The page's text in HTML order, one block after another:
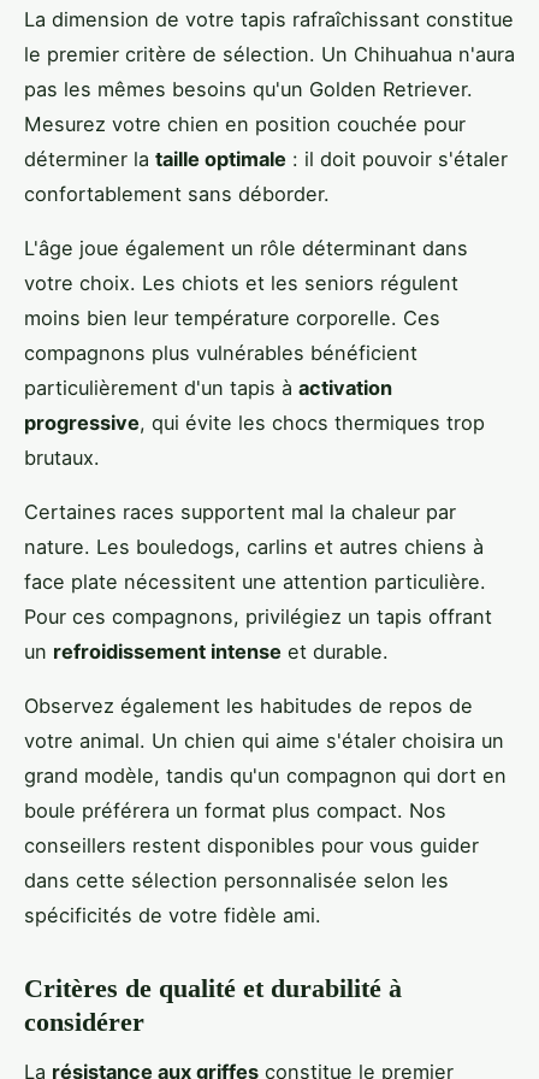
La dimension de votre tapis rafraîchissant constitue
le premier critère de sélection. Un Chihuahua n'aura
pas les mêmes besoins qu'un Golden Retriever.
Mesurez votre chien en position couchée pour
déterminer la taille optimale : il doit pouvoir s'étaler
confortablement sans déborder.
L'âge joue également un rôle déterminant dans
votre choix. Les chiots et les seniors régulent
moins bien leur température corporelle. Ces
compagnons plus vulnérables bénéficient
particulièrement d'un tapis à activation
progressive, qui évite les chocs thermiques trop
brutaux.
Certaines races supportent mal la chaleur par
nature. Les bouledogs, carlins et autres chiens à
face plate nécessitent une attention particulière.
Pour ces compagnons, privilégiez un tapis offrant
un refroidissement intense et durable.
Observez également les habitudes de repos de
votre animal. Un chien qui aime s'étaler choisira un
grand modèle, tandis qu'un compagnon qui dort en
boule préférera un format plus compact. Nos
conseillers restent disponibles pour vous guider
dans cette sélection personnalisée selon les
spécificités de votre fidèle ami.
Critères de qualité et durabilité à
considérer
La résistance aux griffes constitue le premier